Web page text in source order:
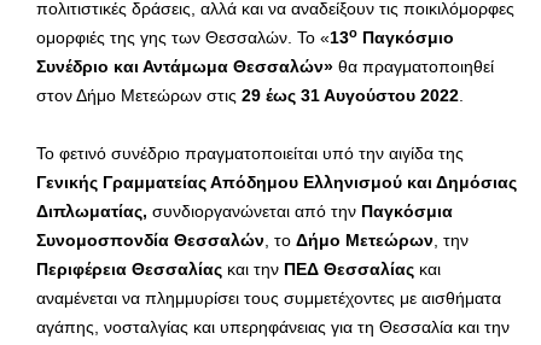
πολιτιστικές δράσεις, αλλά και να αναδείξουν τις ποικιλόμορφες
ομορφιές της γης των Θεσσαλών. Το «13ο Παγκόσμιο
Συνέδριο και Αντάμωμα Θεσσαλών» θα πραγματοποιηθεί
στον Δήμο Μετεώρων στις 29 έως 31 Αυγούστου 2022
Το φετινό συνέδριο πραγματοποιείται υπό την αιγίδα της
Γενικής Γραμματείας Απόδημου Ελληνισμού και Δημόσιας
Διπλωματίας, συνδιοργανώνεται από την Παγκόσμια
Συνομοσπονδία Θεσσαλών , το Δήμο Μετεώρων , την
Περιφέρεια Θεσσαλίας και την ΠΕΔ Θεσσαλίας και
αναμένεται να πλημμυρίσει τους συμμετέχοντες με αισθήματα
αγάπης, νοσταλγίας και υπερηφάνειας για τη Θεσσαλία και την